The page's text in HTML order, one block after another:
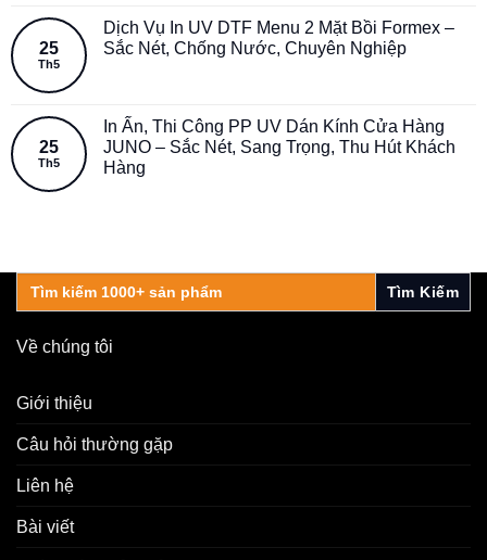
25
Th5
Dịch Vụ In UV DTF Menu 2 Mặt Bồi Formex –
Sắc Nét, Chống Nước, Chuyên Nghiệp
25
Th5
In Ấn, Thi Công PP UV Dán Kính Cửa Hàng
JUNO – Sắc Nét, Sang Trọng, Thu Hút Khách
Hàng
Search
for:
Về chúng tôi
Giới thiệu
Câu hỏi thường gặp
Liên hệ
Bài viết